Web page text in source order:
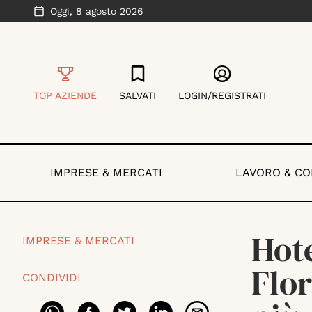
Oggi, 8 agosto 2026
TOP AZIENDE SALVATI LOGIN/REGISTRATI
IMPRESE & MERCATI LAVORO &
IMPRESE & MERCATI
CONDIVIDI